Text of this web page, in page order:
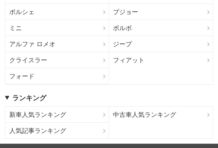
ポルシェ プジョー
ミニ ボルボ
アルファ ロメオ ジープ
クライスラー フィアット
フォード
ランキング
新車人気ランキング 中古車人気ランキング
人気記事ランキング